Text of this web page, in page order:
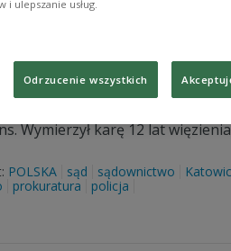
skazani. Zapadł
wydał wyrok ws.
Wymierzył karę 12 lat
POLSKA sąd sądownictwo
prokuratura policja
ulepszanie usług.
Odrzucenie wszystkich